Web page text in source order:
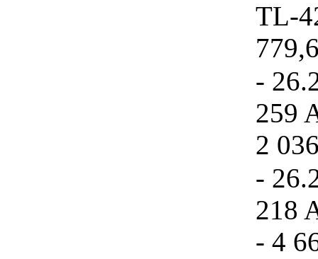
TL-
-
259
2
-
218
- 4